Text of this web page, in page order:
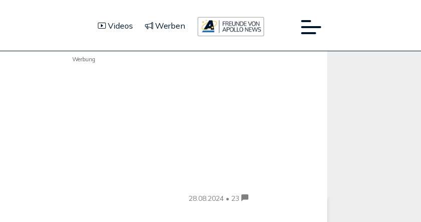
Videos Werben
Werbung
28.08.2024 • 23